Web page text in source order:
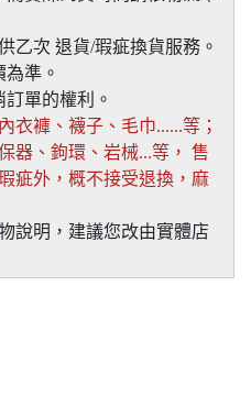
乙次 退貨/瑕疵換貨服務。
準。
單的權利。
衣褲、襪子、毛巾......等；
器、鉤環、岩械...等， 售
疵外，概不接受退換，麻
說明，建議您改由實體店